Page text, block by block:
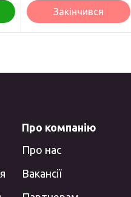
Закінчився
Про компанію
Про нас
Вакансії